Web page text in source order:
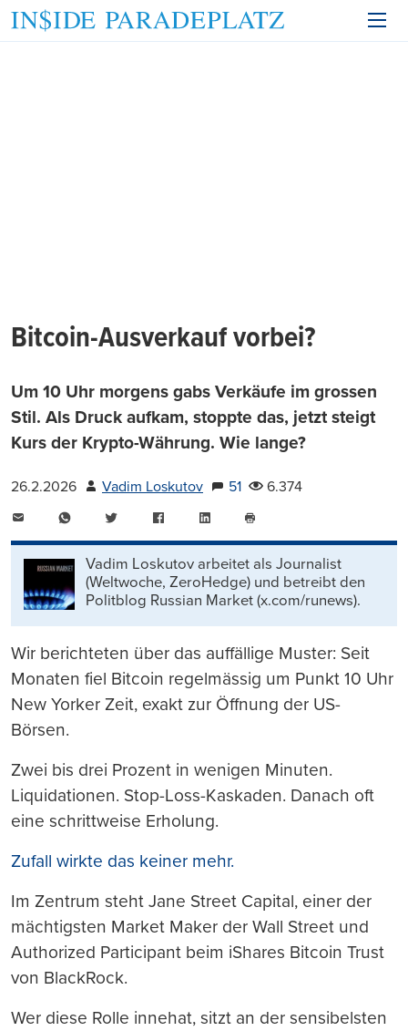
Bitcoin-Ausverkauf vorbei?
Um 10 Uhr morgens gabs Verkäufe im grossen
Stil. Als Druck aufkam, stoppte das, jetzt steigt
Kurs der Krypto-Währung. Wie lange?
26.2.2026 Vadim Loskutov 51
6.374
WhatsAppTwitter FacebookLinkedIn
drucken
Vadim Loskutov arbeitet als Journalist
(Weltwoche, ZeroHedge) und betreibt den
Politblog Russian Market (x.com/runews).
Wir berichteten über das auffällige Muster: Seit
Monaten fiel Bitcoin regelmässig um Punkt 10 Uhr
New Yorker Zeit, exakt zur Öffnung der US-
Börsen.
Zwei bis drei Prozent in wenigen Minuten.
Liquidationen. Stop-Loss-Kaskaden. Danach oft
eine schrittweise Erholung.
Zufall wirkte das keiner mehr.
Im Zentrum steht Jane Street Capital, einer der
mächtigsten Market Maker der Wall Street und
Authorized Participant beim iShares Bitcoin Trust
von BlackRock.
Wer diese Rolle innehat, sitzt an der sensibelsten